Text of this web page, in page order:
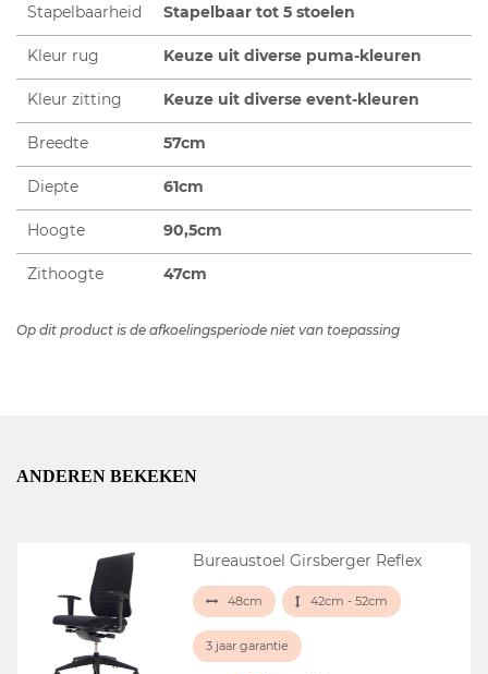
Stapelbaarheid Stapelbaar tot 5 stoelen
Kleur rug Keuze uit diverse puma-kleuren
Kleur zitting Keuze uit diverse event-kleuren
Breedte 57cm
Diepte 61cm
Hoogte 90,5cm
Zithoogte 47cm
Op dit product is de afkoelingsperiode niet van toepassing
ANDEREN BEKEKEN
Bureaustoel Girsberger Reflex
48cm 42cm - 52cm
3 jaar garantie